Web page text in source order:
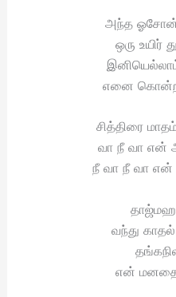
அந்த ஓசோன்
ஒரு உயிர்
எனை
சித்திரை
வா நீ வா என்
நீ வா நீ வா
வந்து
என் மனதை